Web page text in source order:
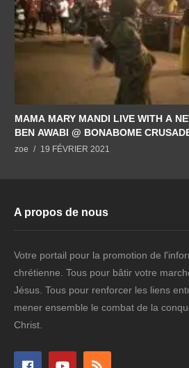
MAMA MARY MANDI LIVE WITH A
BEN AWABI @ BONABOME
zoe 19 FÉVRIER 2021
A propos de nous
Votre portail pour la promotion de
chrétienne. Tous pour bâtir votre
Jésus. Tous pour renforcer les liens
mener ensemble le combat de la
Christ.